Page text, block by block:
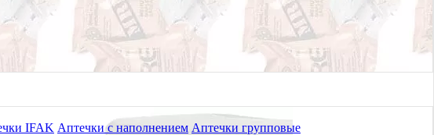
IFAK Аптечки с наполнением Аптечки групповые